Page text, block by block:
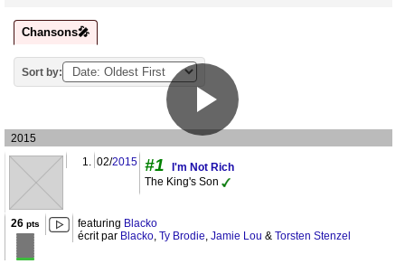
Chansons🎤
Sort by:
2015
1. 02/2015 #1
I'm Not Rich
The King's Son
26 pts featuring Blacko
écrit par Blacko, Ty Brodie, Jamie Lou & Torsten Stenzel